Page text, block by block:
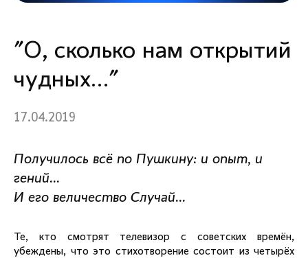
"О, сколько нам открытий
чудных…"
17.04.2019
Получилось всё по Пушкину: и опыт, и
гений…
И его величество Случай…
Те, кто смотрят телевизор с советских времён,
убеждены, что это стихотворение состоит из четырёх